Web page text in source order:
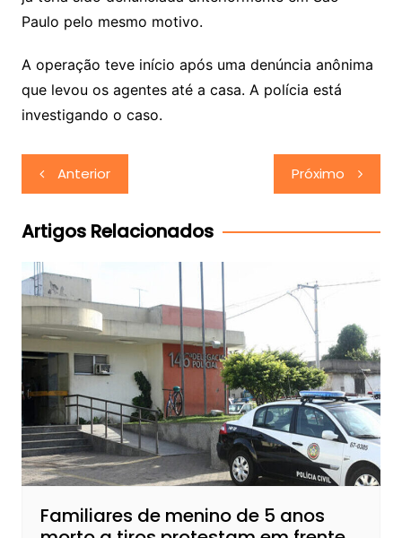
Paulo pelo mesmo motivo.
A operação teve início após uma denúncia anônima
que levou os agentes até a casa. A polícia está
investigando o caso.
Navegação
de
Post
Anterior Próximo
Artigos Relacionados
Familiares de menino de 5 anos